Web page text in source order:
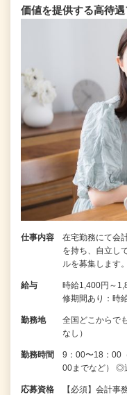
価値を提供する⾼待
仕事内容
在宅勤務にて会
を持ち、自立し
ルを募集します
給与
時給1,400円～
修期間あり：時
勤務地
全国どこからで
なし）
勤務時間
9：00〜18：00
00までなど） ◎
応募資格
【必須】会計